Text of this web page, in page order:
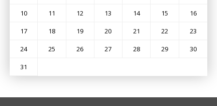
10 11 12 13 14 15 16
17 18 19 20 21 22 23
24 25 26 27 28 29 30
31